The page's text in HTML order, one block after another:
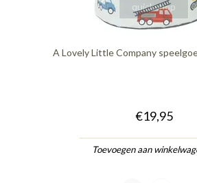
quickshop
A Lovely Little Company
€19,95
Toevoegen aan